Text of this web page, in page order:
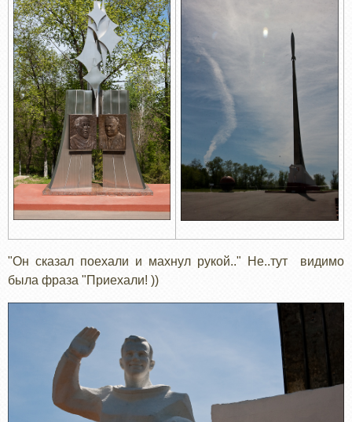
"Он сказал поехали и махнул рукой.." Не..тут видимо
была фраза "Приехали! ))